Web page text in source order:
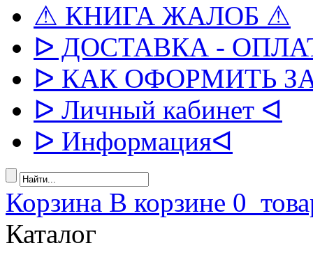
⚠ КНИГА ЖАЛОБ ⚠
ᐅ ДОСТАВКА -
ᐅ КАК ОФОРМИТЬ
ᐅ Личный кабинет ᐊ
ᐅ Информацияᐊ
Корзина В корзине 0
Каталог